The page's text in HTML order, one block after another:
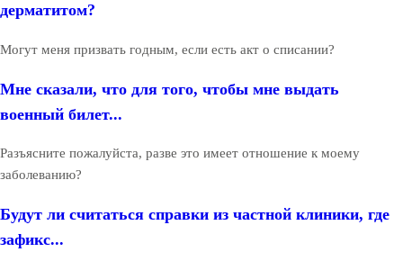
дерматитом?
Могут меня призвать годным, если есть акт о списании?
Мне сказали, что для того, чтобы мне выдать
военный билет...
Разъясните пожалуйста, разве это имеет отношение к моему
заболеванию?
Будут ли считаться справки из частной клиники, где
зафикс...